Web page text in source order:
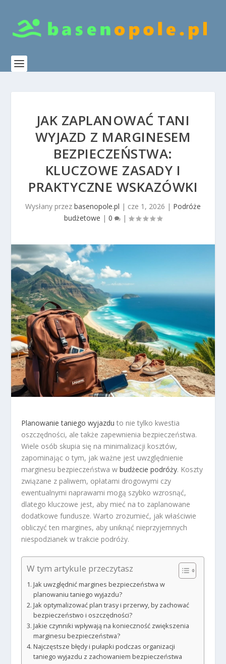
JAK ZAPLANOWAĆ TANI
WYJAZD Z MARGINESEM
BEZPIECZEŃSTWA:
KLUCZOWE ZASADY I
PRAKTYCZNE WSKAZÓWKI
Wysłany przez basenopole.pl | cze 1, 2026 | Podróże
budżetowe | 0 |
Planowanie taniego wyjazdu to nie tylko kwestia
oszczędności, ale także zapewnienia bezpieczeństwa.
Wiele osób skupia się na minimalizacji kosztów,
zapominając o tym, jak ważne jest uwzględnienie
marginesu bezpieczeństwa wbudżecie podróży. Koszty
związane z paliwem, opłatami drogowymi czy
ewentualnymi naprawami mogą szybko wzrosnąć,
dlatego kluczowe jest, aby mieć na to zaplanowane
dodatkowe fundusze. Warto zrozumieć, jak właściwie
obliczyć ten margines, aby uniknąć nieprzyjemnych
niespodzianek w trakcie podróży.
W tym artykule przeczytasz
Jak uwzględnić margines bezpieczeństwa w
planowaniu taniego wyjazdu?
Jak optymalizować plan trasy i przerwy, by zachować
bezpieczeństwo i oszczędności?
Jakie czynniki wpływają na konieczność zwiększenia
marginesu bezpieczeństwa?
Najczęstsze błędy i pułapki podczas organizacji
taniego wyjazdu z zachowaniem bezpieczeństwa